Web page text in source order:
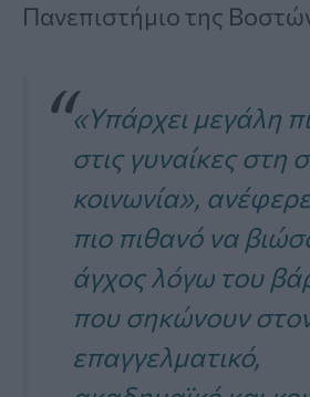
Πανεπιστήμιο της
«Υπάρχει μεγάλη
στις γυναίκες στη
κοινωνία»,
πιο πιθανό να
άγχος λόγω του
που σηκώνουν
επαγγελματικό,